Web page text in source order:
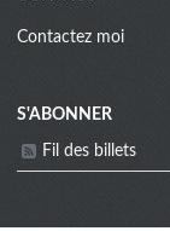
Contactez moi
S'ABONNER
Fil des billets